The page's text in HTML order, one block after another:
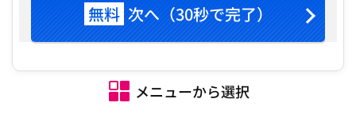
無料 次へ（30秒で完了）
メニューから選択